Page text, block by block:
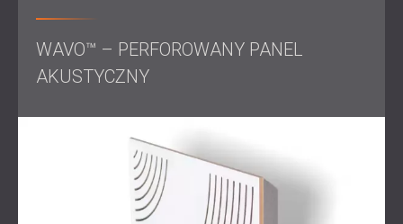
konstrukcję ścian, stosując system MUTE, aby
zablokować transmisję dźwięku. Następnie przestrzeń
została potraktowana panelami ściennymi Echo Wall
częstotliwości oraz panelami perforowanymi WAVO w
celu kontrolowania niskiego i średniego zakresu.
Podczas całego procesu DECIBEL ściśle współpracował
z klientem, wprowadzając kolejne wersje projektu,
finalizując kolory i konfiguracje, a następnie realizując
szybką i sprawną instalację.
WAVO™ – PERFOROWANY PANEL
AKUSTYCZNY